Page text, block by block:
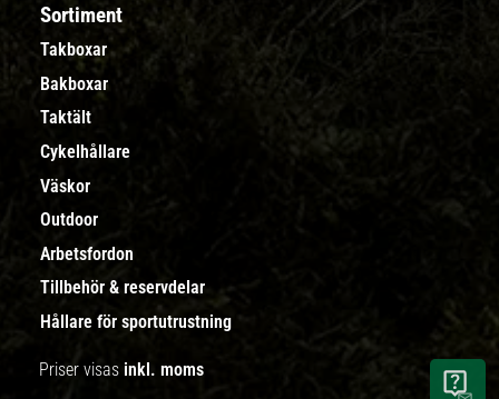
Sortiment
Takboxar
Bakboxar
Taktält
Cykelhållare
Väskor
Outdoor
Arbetsfordon
Tillbehör & reservdelar
Hållare för sportutrustning
Priser visas inkl. moms